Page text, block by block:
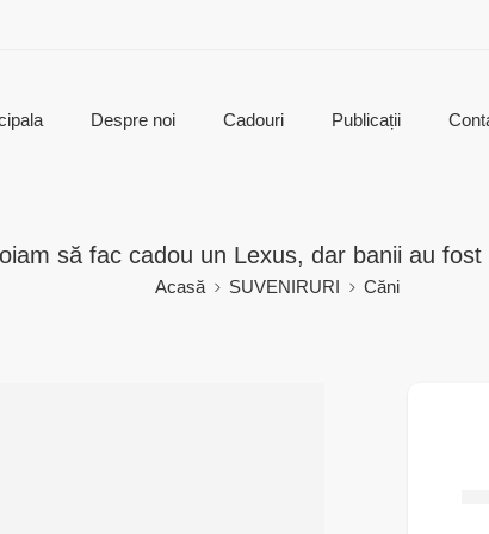
Despre noi Cadouri Publicații
să fac cadou un Lexus, dar banii au
Acasă SUVENIRURI Căni